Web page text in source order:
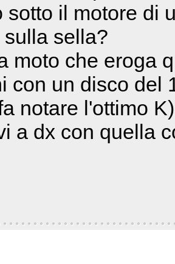
sotto il motore di
sella?
moto che eroga
con un disco del
notare l'ottimo
a dx con quella